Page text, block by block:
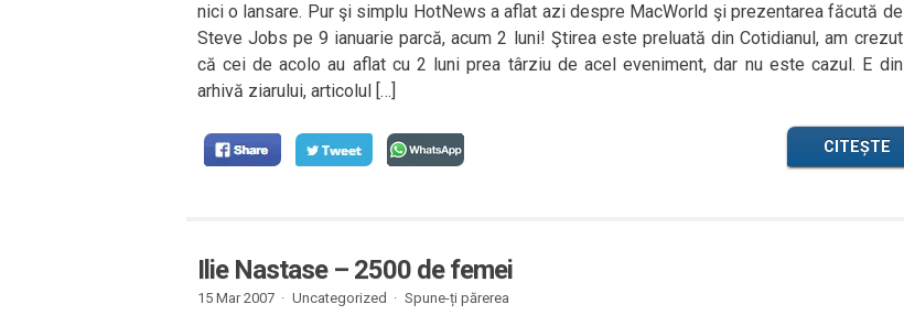
nici o lansare. Pur şi simplu HotNews a aflat azi despre MacWorld şi prezentarea făcută de
Steve Jobs pe 9 ianuarie parcă, acum 2 luni! Ştirea este preluată din Cotidianul, am crezut
că cei de acolo au aflat cu 2 luni prea târziu de acel eveniment, dar nu este cazul. E din
arhivă ziarului, articolul […]
CITEȘTE
Ilie Nastase – 2500 de femei
15 Mar 2007 · Uncategorized · Spune-ți părerea